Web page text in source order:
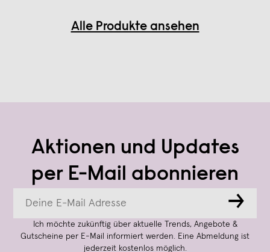
Alle Produkte ansehen
Aktionen und Updates
per E-Mail abonnieren
→
Ich möchte zukünftig über aktuelle Trends, Angebote &
Gutscheine per E-Mail informiert werden. Eine Abmeldung ist
jederzeit kostenlos möglich.